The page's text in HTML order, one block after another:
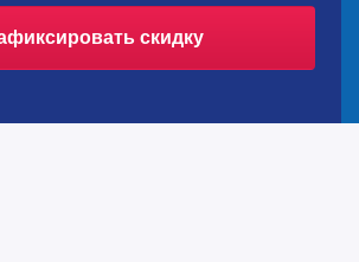
скидку